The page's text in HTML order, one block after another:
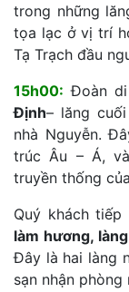
trong những
tọa lạc ở vị trí
Tạ Trạch đầu
15h00: Đoàn
Định– lăng
nhà Nguyễn.
trúc Âu – Á,
truyền thống
Quý khách
làm hương,
Đây là hai làng
sạn nhận phòng